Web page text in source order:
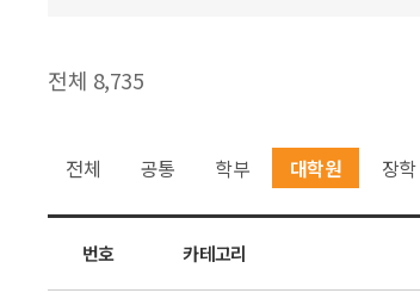
전체 8,735
전체 공통 학부 대학원 장학
번호 카테고리